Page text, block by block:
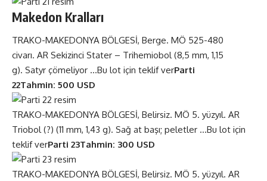
Makedon Kralları
TRAKO-MAKEDONYA BÖLGESİ, Berge. MÖ 525-480
civarı. AR Sekizinci Stater – Trihemiobol (8,5 mm, 1,15
g). Satyr çömeliyor …Bu lot için teklif verParti
22Tahmin: 500 USD
TRAKO-MAKEDONYA BÖLGESİ, Belirsiz. MÖ 5. yüzyıl. AR
Triobol (?) (11 mm, 1,43 g). Sağ at başı; peletler …Bu lot için
teklif verParti 23Tahmin: 300 USD
TRAKO-MAKEDONYA BÖLGESİ, Belirsiz. MÖ 5. yüzyıl. AR